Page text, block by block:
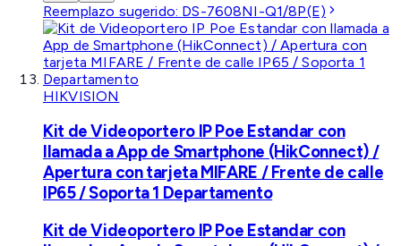
Reemplazo sugerido: DS-7608NI-Q1/8P(E)
HIKVISION
Kit de Videoportero IP Poe Estandar con
llamada a App de Smartphone (HikConnect) /
Apertura con tarjeta MIFARE / Frente de calle
IP65 / Soporta 1 Departamento
Kit de Videoportero IP Poe Estandar con